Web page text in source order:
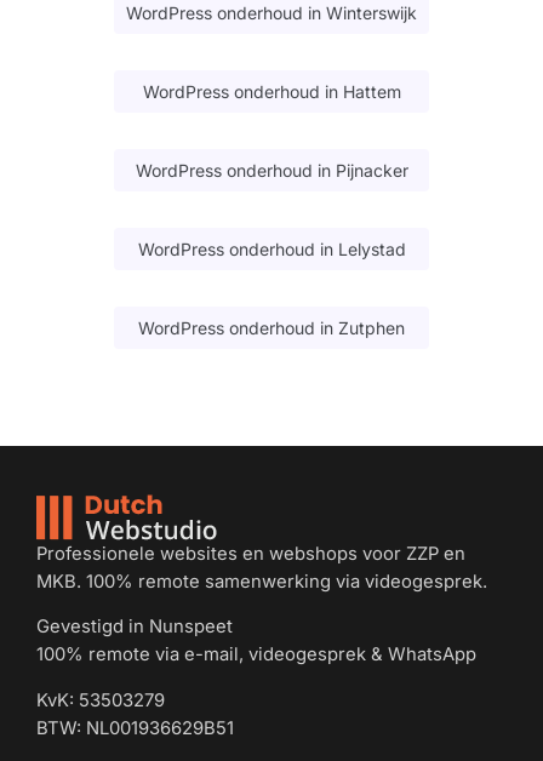
WordPress onderhoud in Winterswijk
WordPress onderhoud in Hattem
WordPress onderhoud in Pijnacker
WordPress onderhoud in Lelystad
WordPress onderhoud in Zutphen
Professionele websites en webshops voor ZZP en
MKB. 100% remote samenwerking via videogesprek.
Gevestigd in Nunspeet
100% remote via e-mail, videogesprek & WhatsApp
KvK: 53503279
BTW: NL001936629B51